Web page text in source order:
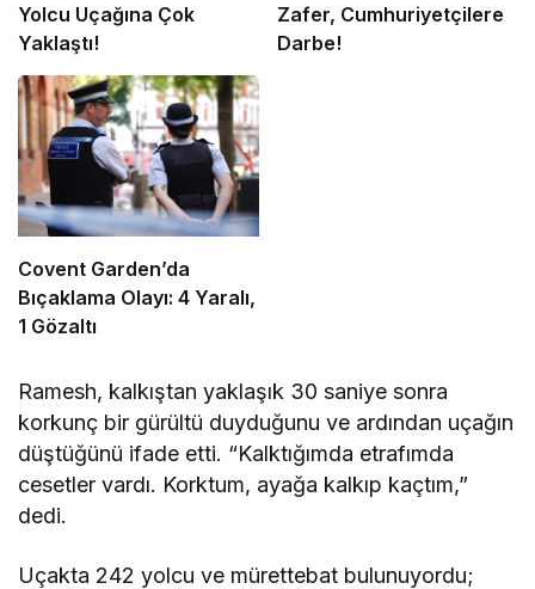
Yolcu Uçağına Çok
Yaklaştı!
Zafer, Cumhuriyetçilere
Darbe!
Covent Garden’da
Bıçaklama Olayı: 4 Yaralı,
1 Gözaltı
Ramesh, kalkıştan yaklaşık 30 saniye sonra
korkunç bir gürültü duyduğunu ve ardından uçağın
düştüğünü ifade etti. “Kalktığımda etrafımda
cesetler vardı. Korktum, ayağa kalkıp kaçtım,”
dedi.
Uçakta 242 yolcu ve mürettebat bulunuyordu;